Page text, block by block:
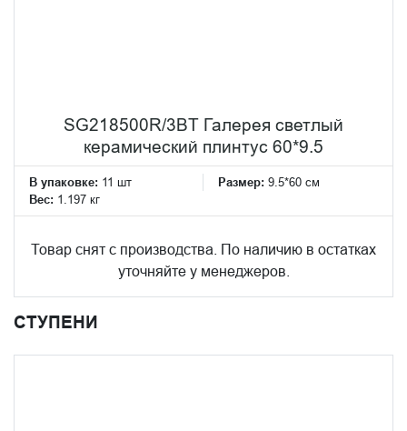
SG218500R/3BT Галерея светлый
керамический плинтус 60*9.5
В упаковке: 11 шт Размер: 9.5*60 см
Вес: 1.197 кг
Товар снят с производства. По наличию в остатках
уточняйте у менеджеров.
СТУПЕНИ